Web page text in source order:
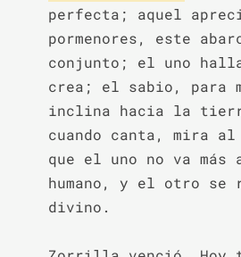
perfecta; aquel
pormenores, este
conjunto; el uno
crea; el sabio, para
inclina hacia la
cuando canta, mira
que el uno no va
humano, y el otro se
divino.